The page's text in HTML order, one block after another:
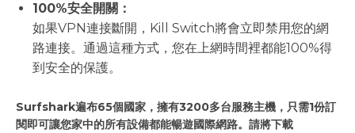
100%安全開關：
如果VPN連接斷開，Kill Switch將會立即禁用您的網
路連接。通過這種方式，您在上網時間裡都能100%得
到安全的保護。
Surfshark遍布65個國家，擁有3200多台服務主機，只需1份訂
閱即可讓您家中的所有設備都能暢遊國際網路。請將下載